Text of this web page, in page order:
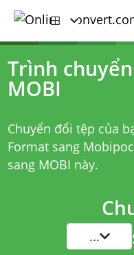
Trình
MOBI
Chuyển đổi tệp của
Format sang
sang MOBI này.
...